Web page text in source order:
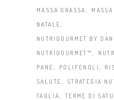
MASSA GRASSA
NATALE
NUTRIGOURMET BY
NUTRIGOURMET™
PANE
POLIFENOLI
SALUTE
STRATEGIA
TAGLIA
TERME DI